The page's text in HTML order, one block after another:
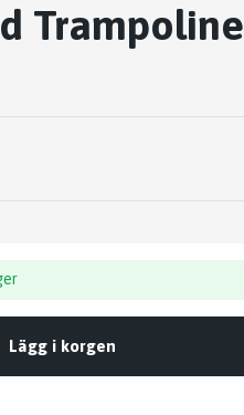
Trampoline
Lägg i korgen